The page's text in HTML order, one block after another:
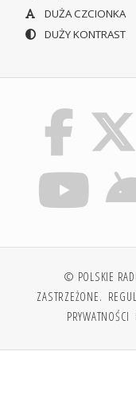
DUŻA CZCIONKA
DUŻY KONTRAST
© POLSKIE
ZASTRZEŻONE.
PRYWATNOŚCI